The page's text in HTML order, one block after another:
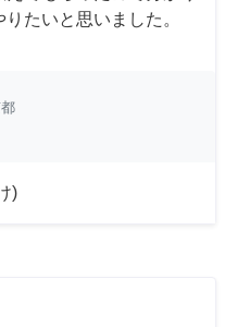
たいと思いました。
)